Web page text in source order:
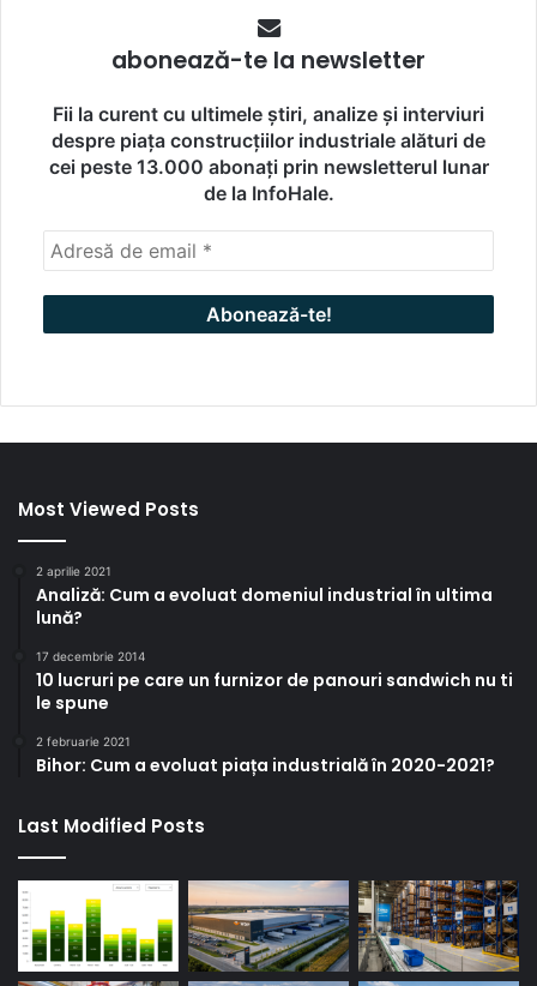
abonează-te la newsletter
Fii la curent cu ultimele știri, analize și interviuri
despre piața construcțiilor industriale alături de
cei peste 13.000 abonați prin newsletterul lunar
de la InfoHale.
Most Viewed Posts
2 aprilie 2021
Analiză: Cum a evoluat domeniul industrial în ultima
lună?
17 decembrie 2014
10 lucruri pe care un furnizor de panouri sandwich nu ti
le spune
2 februarie 2021
Bihor: Cum a evoluat piața industrială în 2020-2021?
Last Modified Posts